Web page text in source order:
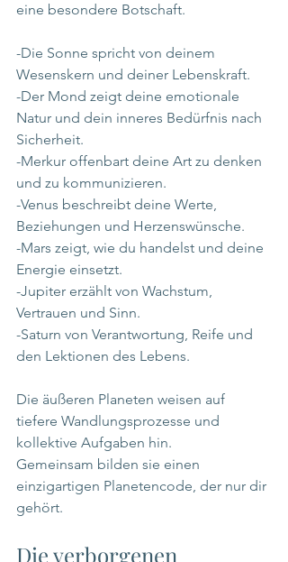
eine besondere Botschaft.
-Die Sonne spricht von deinem
Wesenskern und deiner Lebenskraft.
-Der Mond zeigt deine emotionale
Natur und dein inneres Bedürfnis nach
Sicherheit.
-Merkur offenbart deine Art zu denken
und zu kommunizieren.
-Venus beschreibt deine Werte,
Beziehungen und Herzenswünsche.
-Mars zeigt, wie du handelst und deine
Energie einsetzt.
-Jupiter erzählt von Wachstum,
Vertrauen und Sinn.
-Saturn von Verantwortung, Reife und
den Lektionen des Lebens.
Die äußeren Planeten weisen auf
tiefere Wandlungsprozesse und
kollektive Aufgaben hin.
Gemeinsam bilden sie einen
einzigartigen Planetencode, der nur dir
gehört.
Die verborgenen